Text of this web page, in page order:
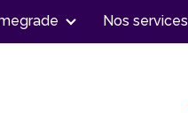
Nos services